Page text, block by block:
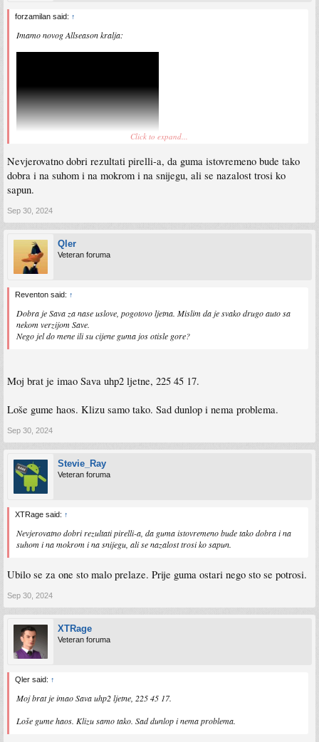
forzamilan said: ↑
Imamo novog Allseason kralja:
Click to expand...
Nevjerovatno dobri rezultati pirelli-a, da guma istovremeno bude tako
dobra i na suhom i na mokrom i na snijegu, ali se nazalost trosi ko
sapun.
Sep 30, 2024
Qler
Veteran foruma
Reventon said: ↑
Dobra je Sava za nase uslove, pogotovo ljetna. Mislim da je svako drugo auto sa
nekom verzijom Save.
Nego jel do mene ili su cijene guma jos otisle gore?
Moj brat je imao Sava uhp2 ljetne, 225 45 17.
Loše gume haos. Klizu samo tako. Sad dunlop i nema problema.
Sep 30, 2024
Stevie_Ray
Veteran foruma
XTRage said: ↑
Nevjerovatno dobri rezultati pirelli-a, da guma istovremeno bude tako dobra i na
suhom i na mokrom i na snijegu, ali se nazalost trosi ko sapun.
Ubilo se za one sto malo prelaze. Prije guma ostari nego sto se potrosi.
Sep 30, 2024
XTRage
Veteran foruma
Qler said: ↑
Moj brat je imao Sava uhp2 ljetne, 225 45 17.
Loše gume haos. Klizu samo tako. Sad dunlop i nema problema.